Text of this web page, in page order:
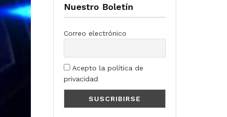
Nuestro Boletín
Correo electrónico
Acepto la política de
privacidad